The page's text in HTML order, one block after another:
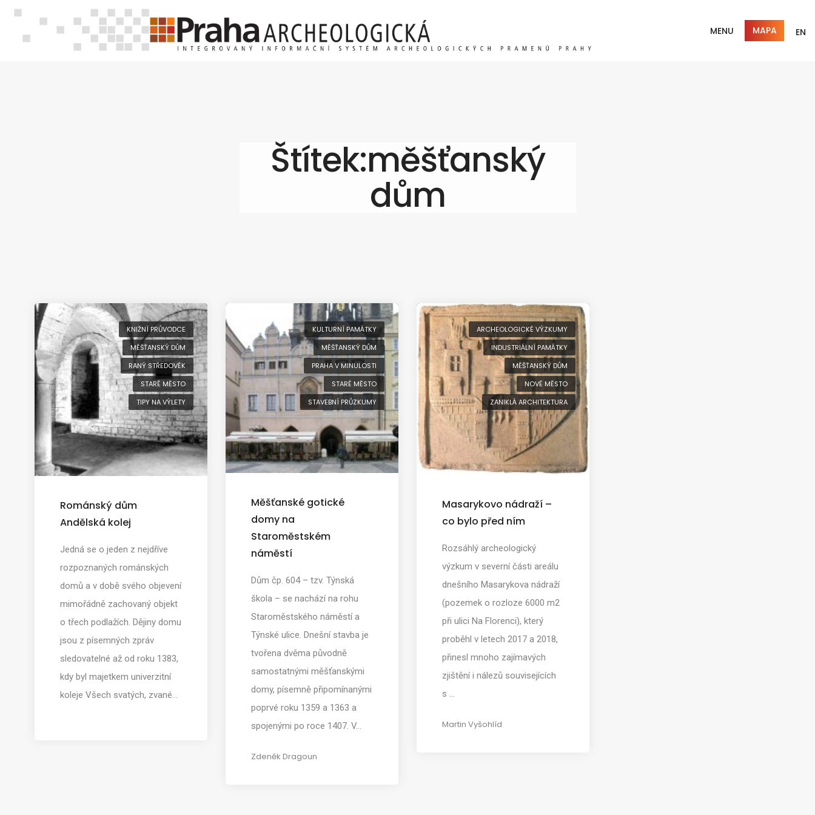
MENU MAPA EN
Štítek:měšťanský
dům
KNIŽNÍ PRŮVODCE
MĚŠŤANSKÝ DŮM
RANÝ STŘEDOVĚK
STARÉ MĚSTO
TIPY NA VÝLETY
Románský dům
Andělská kolej
Jedná se o jeden z nejdříve
rozpoznaných románských
domů a v době svého objevení
mimořádně zachovaný objekt
o třech podlažích. Dějiny domu
jsou z písemných zpráv
sledovatelné až od roku 1383,
kdy byl majetkem univerzitní
koleje Všech svatých, zvané…
KULTURNÍ PAMÁTKY
MĚŠŤANSKÝ DŮM
PRAHA V MINULOSTI
STARÉ MĚSTO
STAVEBNÍ PRŮZKUMY
Měšťanské gotické
domy na
Staroměstském
náměstí
Dům čp. 604 – tzv. Týnská
škola – se nachází na rohu
Staroměstského náměstí a
Týnské ulice. Dnešní stavba je
tvořena dvěma původně
samostatnými měšťanskými
domy, písemně připomínanými
poprvé roku 1359 a 1363 a
spojenými po roce 1407. V…
Zdeněk Dragoun
ARCHEOLOGICKÉ VÝZKUMY
INDUSTRIÁLNÍ PAMÁTKY
MĚŠŤANSKÝ DŮM
NOVÉ MĚSTO
ZANIKLÁ ARCHITEKTURA
Masarykovo nádraží –
co bylo před ním
Rozsáhlý archeologický
výzkum v severní části areálu
dnešního Masarykova nádraží
(pozemek o rozloze 6000 m2
při ulici Na Florenci), který
proběhl v letech 2017 a 2018,
přinesl mnoho zajímavých
zjištění i nálezů souvisejících
s …
Martin Vyšohlíd